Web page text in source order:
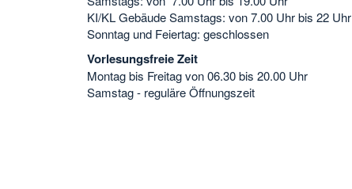
KI/KL Gebäude Samstags: von 7.00 Uhr bis 22 Uhr
Sonntag und Feiertag: geschlossen
Vorlesungsfreie Zeit
Montag bis Freitag von 06.30 bis 20.00 Uhr
Samstag - reguläre Öffnungszeit